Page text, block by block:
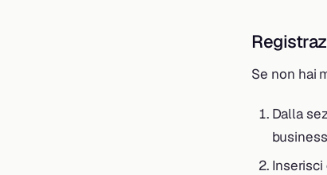
Se non hai
Dalla
Inserisci